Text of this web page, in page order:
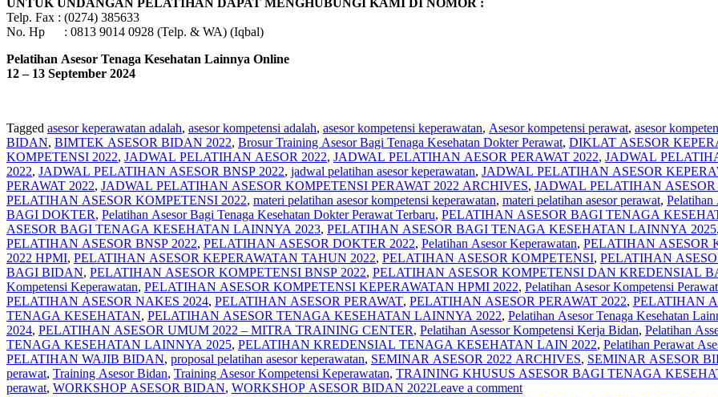
Telp. Fax : (0274) 385633
No. Hp : 0813 9014 0928 (Telp. & WA) (Iqbal)
Pelatihan Asesor Tenaga Kesehatan Lainnya Online
12 – 13 September 2024
Tagged asesor keperawatan adalah, asesor kompetensi adalah, asesor kompetensi keperawatan, Asesor kompetensi perawat, asesor
BIDAN, BIMTEK ASESOR BIDAN 2022, Brosur Training Asesor Bagi Tenaga Kesehatan Dokter Perawat, DIKLAT ASESOR
KOMPETENSI 2022, JADWAL PELATIHAN AESOR 2022, JADWAL PELATIHAN AESOR PERAWAT 2022, JADWAL
2022, JADWAL PELATIHAN ASESOR BNSP 2022, jadwal pelatihan asesor keperawatan, JADWAL PELATIHAN ASESOR
PERAWAT 2022, JADWAL PELATIHAN ASESOR KOMPETENSI PERAWAT 2022 ARCHIVES, JADWAL PELATIHAN ASESOR
PELATIHAN ASESOR KOMPETENSI 2022, materi pelatihan asesor kompetensi keperawatan, materi pelatihan asesor perawat, Pelatihan
BAGI DOKTER, Pelatihan Asesor Bagi Tenaga Kesehatan Dokter Perawat Terbaru, PELATIHAN ASESOR BAGI TENAGA
ASESOR BAGI TENAGA KESEHATAN LAINNYA 2023, PELATIHAN ASESOR BAGI TENAGA KESEHATAN LAINNYA 2025
PELATIHAN ASESOR BNSP 2022, PELATIHAN ASESOR DOKTER 2022, Pelatihan Asesor Keperawatan, PELATIHAN ASESOR
2022 HPMI, PELATIHAN ASESOR KEPERAWATAN TAHUN 2022, PELATIHAN ASESOR KOMPETENSI, PELATIHAN
BAGI BIDAN, PELATIHAN ASESOR KOMPETENSI BNSP 2022, PELATIHAN ASESOR KOMPETENSI DAN KREDENSIAL
Kompetensi Keperawatan, PELATIHAN ASESOR KOMPETENSI KEPERAWATAN HPMI 2022, Pelatihan Asesor Kompetensi Perawat
PELATIHAN ASESOR NAKES 2024, PELATIHAN ASESOR PERAWAT, PELATIHAN ASESOR PERAWAT 2022, PELATIHAN
TENAGA KESEHATAN, PELATIHAN ASESOR TENAGA KESEHATAN LAINNYA 2022, Pelatihan Asesor Tenaga Kesehatan
2024, PELATIHAN ASESOR UMUM 2022 – MITRA TRAINING CENTER, Pelatihan Asessor Kompetensi Kerja Bidan, Pelatihan
TENAGA KESEHATAN LAINNYA 2025, PELATIHAN KREDENSIAL TENAGA KESEHATAN LAIN 2022, Pelatihan Perawat
PELATIHAN WAJIB BIDAN, proposal pelatihan asesor keperawatan, SEMINAR ASESOR 2022 ARCHIVES, SEMINAR ASESOR
perawat, Training Asesor Bidan, Training Asesor Kompetensi Keperawatan, TRAINING KHUSUS ASESOR BAGI TENAGA
perawat, WORKSHOP ASESOR BIDAN, WORKSHOP ASESOR BIDAN 2022Leave a comment